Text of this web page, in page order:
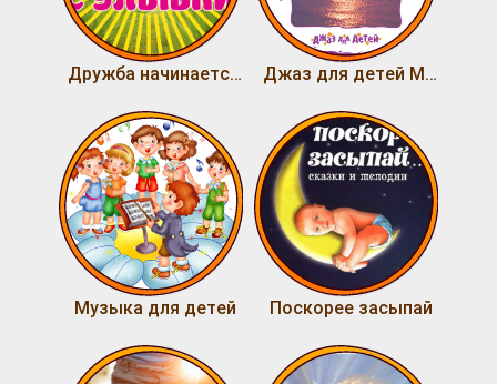
Дружба начинается с улыбки Джаз для детей Музыка моря
Музыка для детей Поскорее засыпай